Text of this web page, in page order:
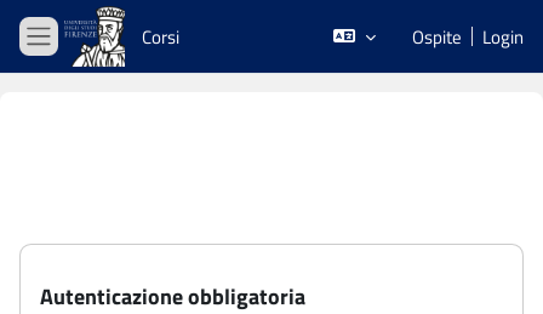
Vai al contenuto principale
Pannello laterale
Corsi Ospite Login
Autenticazione obbligatoria